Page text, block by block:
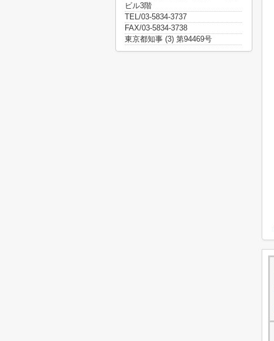
ビル3階
TEL/03-5834-3737
FAX/03-5834-3738
東京都知事 (3) 第94469号